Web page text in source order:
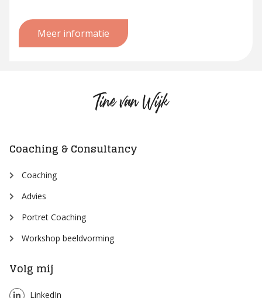
Meer informatie
Coaching & Consultancy
Coaching
Advies
Portret Coaching
Workshop beeldvorming
Volg mij
LinkedIn